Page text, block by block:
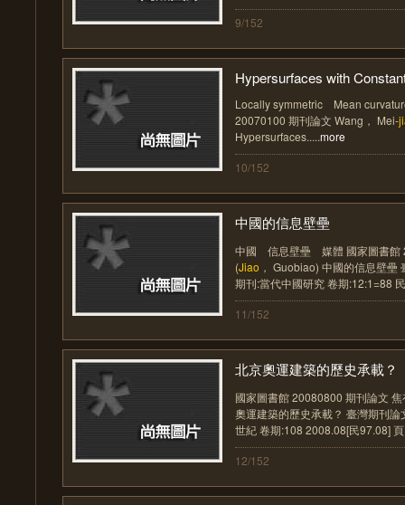
9/152
Hypersurfaces with
Locally symmetric Mean
20070100 期刊論文 Wang， Mei-
Hypersurfaces.....more
10/152
中國的信息壁壘
中國 信息壁壘 媒體 國家圖書館
(Jiao ， Guobiao) 中國的信息壁壘
期刊:當代中國研究 卷期:12:1=88
11/152
北京奧運建築的歷史承載？
國家圖書館 20080800 期刊論文
奧運建築的歷史承載？ 臺灣期刊
世紀 卷期:108 2008.08[民97.08]
12/152